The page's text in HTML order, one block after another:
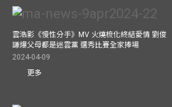
雲浩影《慢性分手》MV 火燒梳化終結愛情 劉俊
謙爆父母都是迷雲黨 選秀比賽全家捧場
2024-04-09
更多